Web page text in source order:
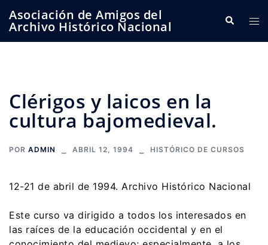
Asociación de Amigos del
Archivo Histórico Nacional Buscar
Clérigos y laicos en la
cultura bajomedieval.
POR ADMIN ABRIL 12, 1994 HISTÓRICO DE CURSOS
12-21 de abril de 1994. Archivo Histórico Nacional
Este curso va dirigido a todos los interesados en
las raíces de la educación occidental y en el